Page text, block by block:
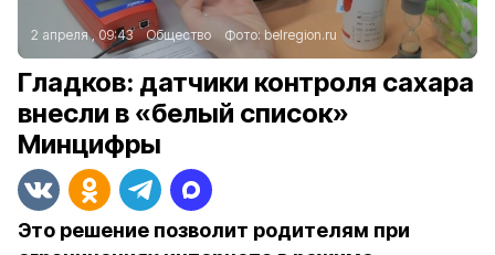
2 апреля , 09:43 Общество Фото: belregion.ru
Гладков: датчики контроля сахара
внесли в «белый список»
Минцифры
Это решение позволит родителям при